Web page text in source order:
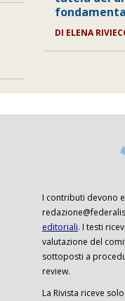
DI ELENA
I contributi devono
editoriali. I testi
valutazione del
sottoposti a
review.
La Rivista riceve